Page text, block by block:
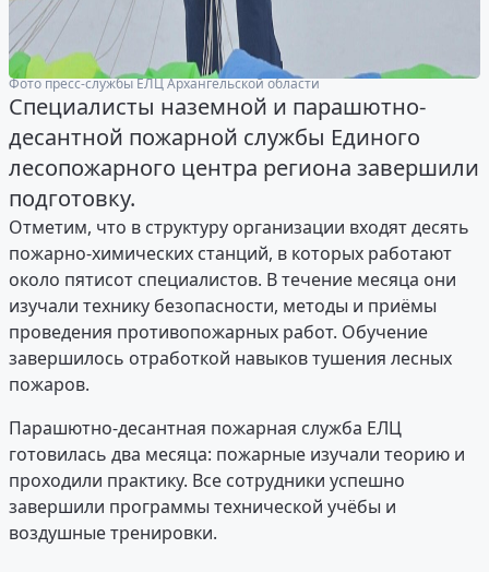
Фото пресс-службы ЕЛЦ Архангельской области
Специалисты наземной и парашютно-
десантной пожарной службы Единого
лесопожарного центра региона завершили
подготовку.
Отметим, что в структуру организации входят десять
пожарно-химических станций, в которых работают
около пятисот специалистов. В течение месяца они
изучали технику безопасности, методы и приёмы
проведения противопожарных работ. Обучение
завершилось отработкой навыков тушения лесных
пожаров.
Парашютно-десантная пожарная служба ЕЛЦ
готовилась два месяца: пожарные изучали теорию и
проходили практику. Все сотрудники успешно
завершили программы технической учёбы и
воздушные тренировки.